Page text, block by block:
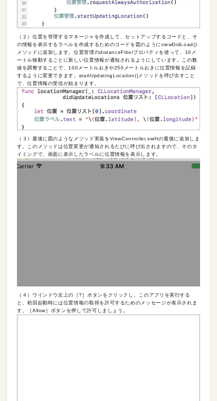
（２）位置を管理するマネージャを作成して、セットアップするコードと、そ
の情報を表示するラベルを作成するためのコードを図のようにviewDidLoad()
メソッドに追加します。位置管理のdistanceFilterプロパティを使って、10メ
ートル移動するごとに新しい位置情報が通知されるようにしています。この数
値を調整することで、100メートルおきや250メートルおきに位置情報を記録
するように変更できます。startUpdatingLocation()メソッドを呼び出すこと
で、位置情報の受信が始まります。
（３）最後に図のようなメソッド実装をViewController.swiftの最後に追加しま
す。このメソッドは位置変更が通知されるたびに呼び出されますので、そのタ
イミングで、画面に表示したラベルに位置情報を表示します。
（４）ウインドウ左上の［?］ボタンをクリックし、このアプリを実行する
と、初回起動時には位置情報の取得を許可するためのメッセージが表示されま
す。［Allow］ボタンを押して許可しましょう。